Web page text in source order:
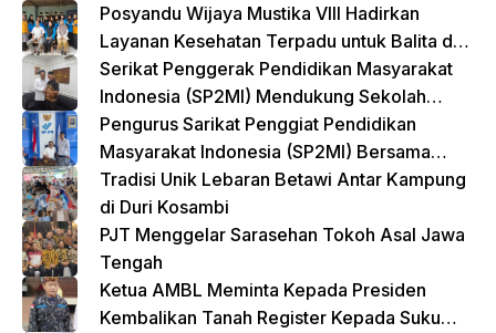
Posyandu Wijaya Mustika VIII Hadirkan
Layanan Kesehatan Terpadu untuk Balita dan
Lansia
Serikat Penggerak Pendidikan Masyarakat
Indonesia (SP2MI) Mendukung Sekolah
Rakyat yang Digagas oleh Kemensos
Pengurus Sarikat Penggiat Pendidikan
Masyarakat Indonesia (SP2MI) Bersama
Nusadaya Akademik Kunjungi Kementerian
BP2MI
Tradisi Unik Lebaran Betawi Antar Kampung
di Duri Kosambi
PJT Menggelar Sarasehan Tokoh Asal Jawa
Tengah
Ketua AMBL Meminta Kepada Presiden
Kembalikan Tanah Register Kepada Suku